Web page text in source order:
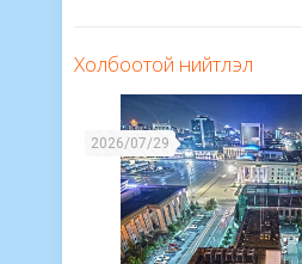
Холбоотой нийтлэл
2026/07/29